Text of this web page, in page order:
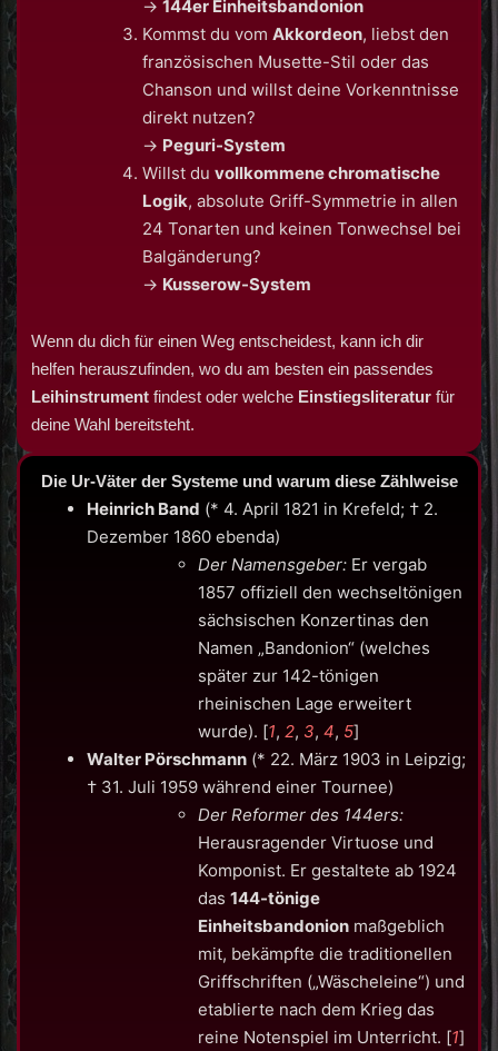
-> 144er Einheitsbandonion
Kommst du vom Akkordeon, liebst den
französischen Musette-Stil oder das
Chanson und willst deine Vorkenntnisse
direkt nutzen?
-> Peguri-System
Willst du vollkommene chromatische
Logik, absolute Griff-Symmetrie in allen
24 Tonarten und keinen Tonwechsel bei
Balgänderung?
-> Kusserow-System
Wenn du dich für einen Weg entscheidest, kann ich dir
helfen herauszufinden, wo du am besten ein passendes
Leihinstrument findest oder welche Einstiegsliteratur für
deine Wahl bereitsteht.
Die Ur-Väter der Systeme und warum diese Zählweise
Heinrich Band (* 4. April 1821 in Krefeld; † 2.
Dezember 1860 ebenda)
Der Namensgeber: Er vergab
1857 offiziell den wechseltönigen
sächsischen Konzertinas den
Namen „Bandonion“ (welches
später zur 142-tönigen
rheinischen Lage erweitert
wurde). [1, 2, 3, 4, 5]
Walter Pörschmann (* 22. März 1903 in Leipzig;
† 31. Juli 1959 während einer Tournee)
Der Reformer des 144ers:
Herausragender Virtuose und
Komponist. Er gestaltete ab 1924
das 144-tönige
Einheitsbandonion maßgeblich
mit, bekämpfte die traditionellen
Griffschriften („Wäscheleine“) und
etablierte nach dem Krieg das
reine Notenspiel im Unterricht. [1]